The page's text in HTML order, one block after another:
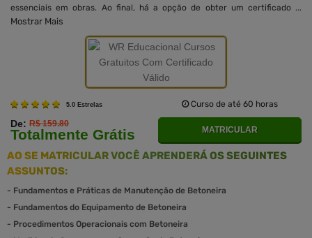
essenciais em obras. Ao final, há a opção de obter um certificado ...
Mostrar Mais
5.0 Estrelas Curso de até 60 horas
De: R$ 159.80
Totalmente Grátis MATRICULAR
AO SE MATRICULAR VOCÊ APRENDERÁ OS SEGUINTES
ASSUNTOS:
- Fundamentos e Práticas de Manutenção de Betoneira
- Fundamentos do Equipamento de Betoneira
- Procedimentos Operacionais com Betoneira